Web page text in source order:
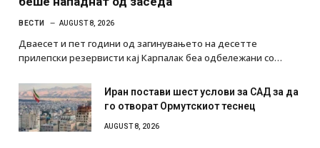
ВЕСТИ AUGUST 8, 2026
Дваесет и пет години од загинувањето на десетте
прилепски резервисти кај Карпалак беа одбележани со…
Иран постави шест услови за САД за да
го отворат Ормутскиот теснец
AUGUST 8, 2026